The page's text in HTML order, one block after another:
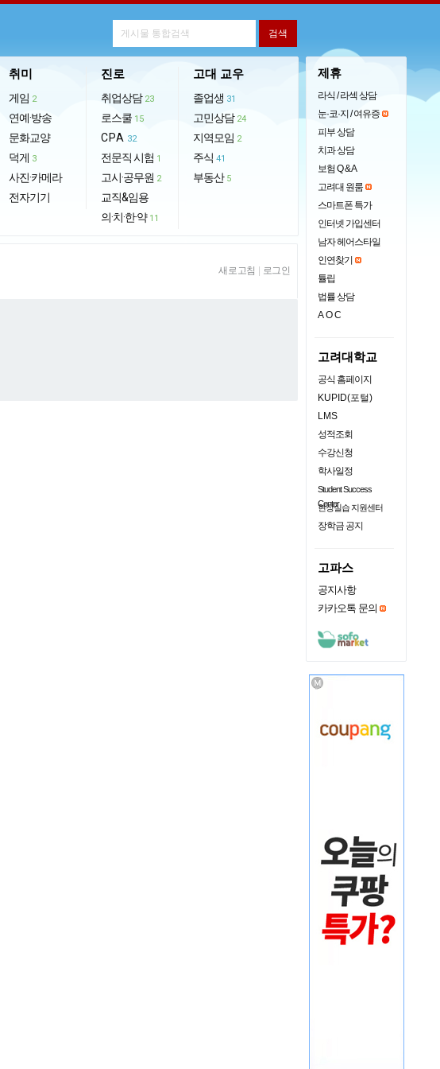
취미
게임 2
연예·방송
문화교양
덕게 3
사진·카메라
전자기기
진로
취업상담 23
로스쿨 15
CPA 32
전문직 시험 1
고시·공무원 2
교직&임용
의·치·한·약 11
고대 교우
졸업생 31
고민상담 24
지역모임 2
주식 41
부동산 5
새로고침 로그인
제휴
라식 / 라섹 상담
눈·코·지 / 여유증
피부 상담
치과 상담
보험 Q & A
고려대 원룸
스마트폰 특가
인터넷 가입센터
남자 헤어스타일
인연찾기
튤립
법률 상담
AOC
고려대학교
공식 홈페이지
KUPID(포털)
LMS
성적조회
수강신청
학사일정
Student Success
Center
현장실습 지원센터
장학금 공지
고파스
공지사항
카카오톡 문의